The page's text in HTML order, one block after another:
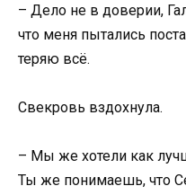
– Дело не в доверии,
что меня пытались
теряю всё.
Свекровь вздохнула.
– Мы же хотели как
Ты же понимаешь, что